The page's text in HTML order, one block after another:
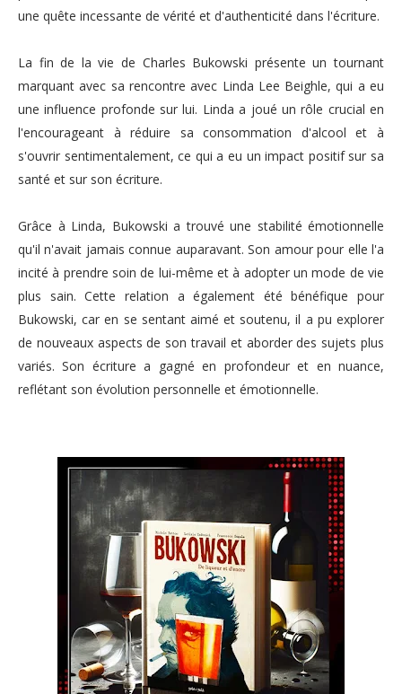
une quête incessante de vérité et d'authenticité dans l'écriture.
La fin de la vie de Charles Bukowski présente un tournant
marquant avec sa rencontre avec Linda Lee Beighle, qui a eu
une influence profonde sur lui. Linda a joué un rôle crucial en
l'encourageant à réduire sa consommation d'alcool et à
s'ouvrir sentimentalement, ce qui a eu un impact positif sur sa
santé et sur son écriture.
Grâce à Linda, Bukowski a trouvé une stabilité émotionnelle
qu'il n'avait jamais connue auparavant. Son amour pour elle l'a
incité à prendre soin de lui-même et à adopter un mode de vie
plus sain. Cette relation a également été bénéfique pour
Bukowski, car en se sentant aimé et soutenu, il a pu explorer
de nouveaux aspects de son travail et aborder des sujets plus
variés. Son écriture a gagné en profondeur et en nuance,
reflétant son évolution personnelle et émotionnelle.